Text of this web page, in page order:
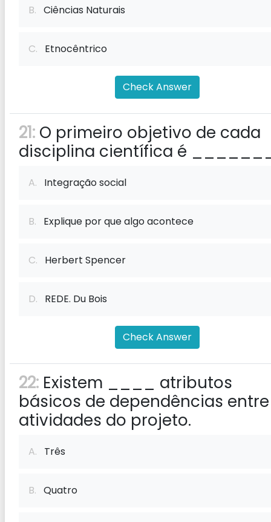
B. Ciências Naturais
C. Etnocêntrico
Check Answer
21: O primeiro objetivo de cada
disciplina científica é
A. Integração social
B. Explique por que algo acontece
C. Herbert Spencer
D. REDE. Du Bois
Check Answer
22: Existem ____ atributos
básicos de dependências
atividades do projeto.
A. Três
B. Quatro